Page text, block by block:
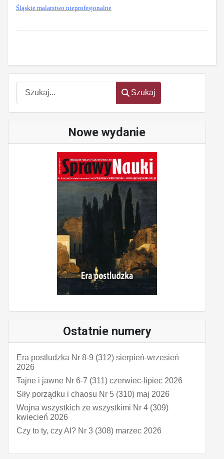
Szukaj
Szukaj
Nowe wydanie
Ostatnie numery
Era postludzka Nr 8-9 (312) sierpień-wrzesień
2026
Tajne i jawne Nr 6-7 (311) czerwiec-lipiec 2026
Siły porządku i chaosu Nr 5 (310) maj 2026
Wojna wszystkich ze wszystkimi Nr 4 (309)
kwiecień 2026
Czy to ty, czy AI? Nr 3 (308) marzec 2026
Śląskie malarstwo nieprofesjonalne